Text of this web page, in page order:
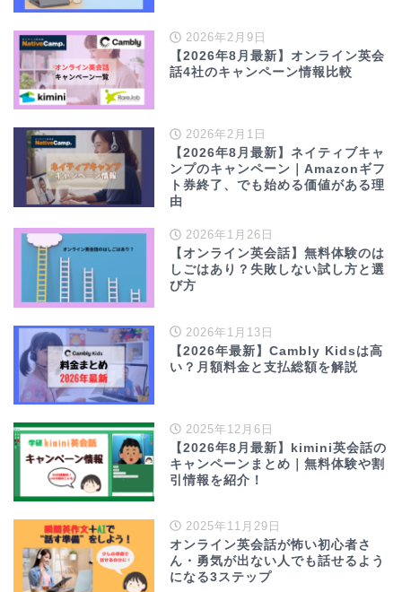
2026年2月9日
【2026年8月最新】オンライン英会
話4社のキャンペーン情報比較
2026年2月1日
【2026年8月最新】ネイティブキャ
ンプのキャンペーン｜Amazonギフ
ト券終了、でも始める価値がある理
由
2026年1月26日
【オンライン英会話】無料体験のは
しごはあり？失敗しない試し方と選
び方
2026年1月13日
【2026年最新】Cambly Kidsは高
い？月額料金と支払総額を解説
2025年12月6日
【2026年8月最新】kimini英会話の
キャンペーンまとめ｜無料体験や割
引情報を紹介！
2025年11月29日
オンライン英会話が怖い初心者さ
ん・勇気が出ない人でも話せるよう
になる3ステップ